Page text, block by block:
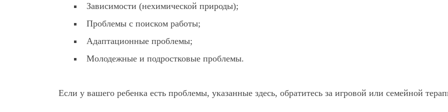
Зависимости (нехимической природы);
Проблемы с поиском работы;
Адаптационные проблемы;
Молодежные и подростковые проблемы.
Если у вашего ребенка есть проблемы, указанные здесь, обратитесь за игровой или семейной